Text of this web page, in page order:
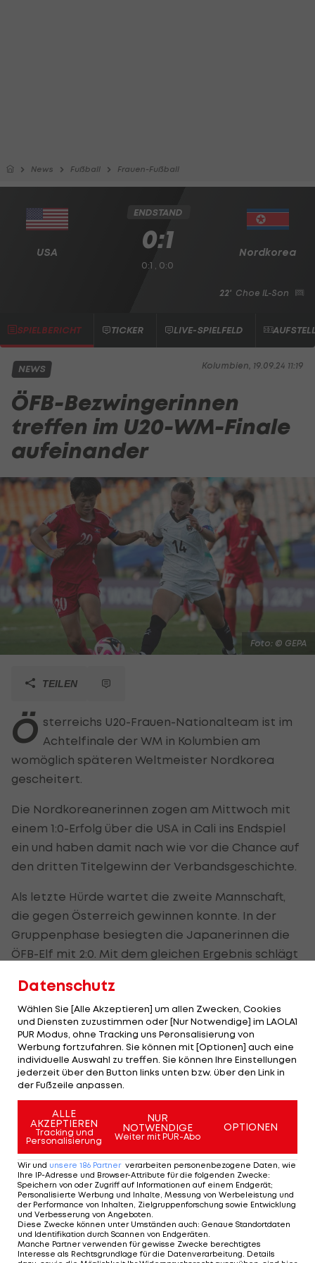
News Fußball Frauen-Fußball
USA Nordkorea
ENDSTAND
0:1
0:1 , 0:0
22' Choe IL-Son
SPIELBERICHT TICKER LIVE-SPIELFELD
Kolumbien, 19.09.24 11:19
NEWS
ÖFB-Bezwingerinnen
treffen im U20-WM-Finale
aufeinander
Foto: © GEPA
TEILEN
Ö sterreichs U20-Frauen-Nationalteam ist im
Achtelfinale der WM in Kolumbien am
womöglich späteren Weltmeister Nordkorea
gescheitert.
Die Nordkoreanerinnen zogen am Mittwoch mit
einem 1:0-Erfolg über die USA in Cali ins Endspiel
ein und haben damit nach wie vor die Chance auf
den dritten Titelgewinn der Verbandsgeschichte.
Als letzte Hürde wartet die zweite Mannschaft,
die gegen Österreich gewinnen konnte. In der
Gruppenphase besiegten die Japanerinnen die
ÖFB-Elf mit 2:0. Mit dem gleichen Ergebnis schlägt
Finale ein.
Österreich hatte gegen Nordkorea auch aufgrund
eines frühen Ausschlusses mit 2:5 den Kürzeren
gezogen. Bei der Niederlage gegen Japan zuvor
hatte die ÖFB-Elf deutlich weniger Chancen
gehabt.
Die Japanerinnen kämpfen um ihren zweiten U20-
WM-Titel. Das Finale geht am Sonntag in Bogota
über die Bühne. Bereits am Samstag treffen die
beiden Halbfinal-Verlierer im Spiel um Platz drei
aufeinander.
U20-Frauen-WM: Das ist der historische
Datenschutz
Wählen Sie [Alle Akzeptieren] um allen Zwecken, Cookies
und Diensten zuzustimmen oder [Nur Notwendige] im LAOLA1
PUR Modus, ohne Tracking uns Peronsalisierung von
Werbung fortzufahren. Sie können mit [Optionen] auch eine
individuelle Auswahl zu treffen. Sie können Ihre Einstellungen
jederzeit über den Button links unten bzw. über den Link in
der Fußzeile anpassen.
ALLE
AKZEPTIEREN
Tracking und
Personalisierung
NUR
NOTWENDIGE
Weiter mit PUR-Abo
OPTIONEN
Wir und unsere 186 Partner verarbeiten personenbezogene Daten, wie
Ihre IP-Adresse und Browser-Attribute für die folgenden Zwecke:
Speichern von oder Zugriff auf Informationen auf einem Endgerät;
Personalisierte Werbung und Inhalte, Messung von Werbeleistung und
der Performance von Inhalten, Zielgruppenforschung sowie Entwicklung
und Verbesserung von Angeboten
Diese Zwecke können unter Umständen auch: Genaue Standortdaten
und Identifikation durch Scannen von Endgeräten
Manche Partner verwenden für gewisse Zwecke berechtigtes
Interesse als Rechtsgrundlage für die Datenverarbeitung. Details